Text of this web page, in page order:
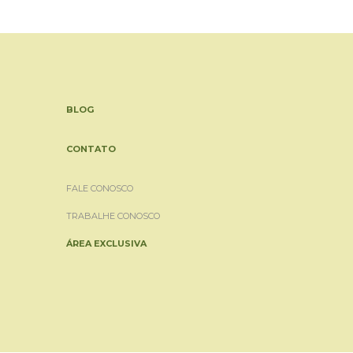
BLOG
CONTATO
FALE CONOSCO
TRABALHE CONOSCO
ÁREA EXCLUSIVA